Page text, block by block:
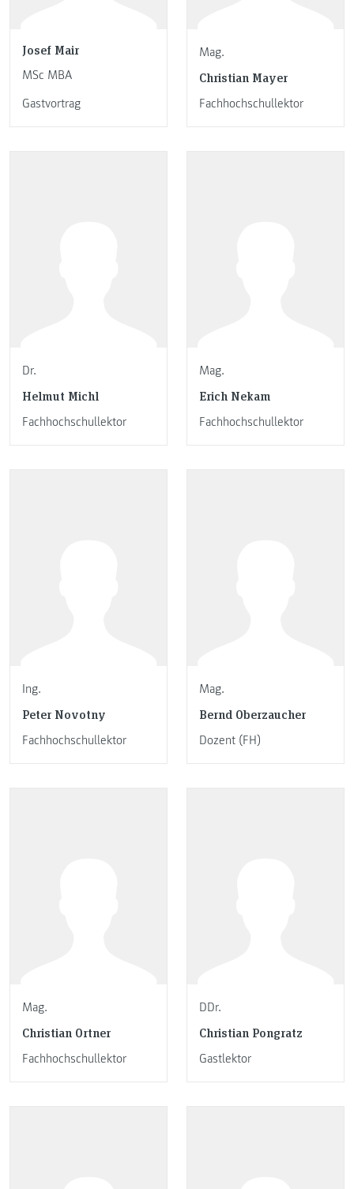
Josef Mair
MSc MBA
Gastvortrag
Mag.
Christian Mayer
Fachhochschullektor
Dr.
Helmut Michl
Fachhochschullektor
Mag.
Erich Nekam
Fachhochschullektor
Ing.
Peter Novotny
Fachhochschullektor
Mag.
Bernd Oberzaucher
Dozent (FH)
Mag.
Christian Ortner
Fachhochschullektor
DDr.
Christian Pongratz
Gastlektor